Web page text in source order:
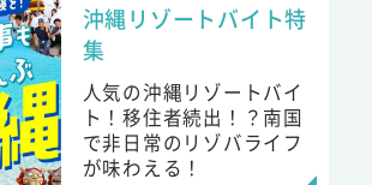
沖縄リゾートバイト特
集
人気の沖縄リゾートバイ
ト！移住者続出！？南国
で非日常のリゾバライフ
が味わえる！